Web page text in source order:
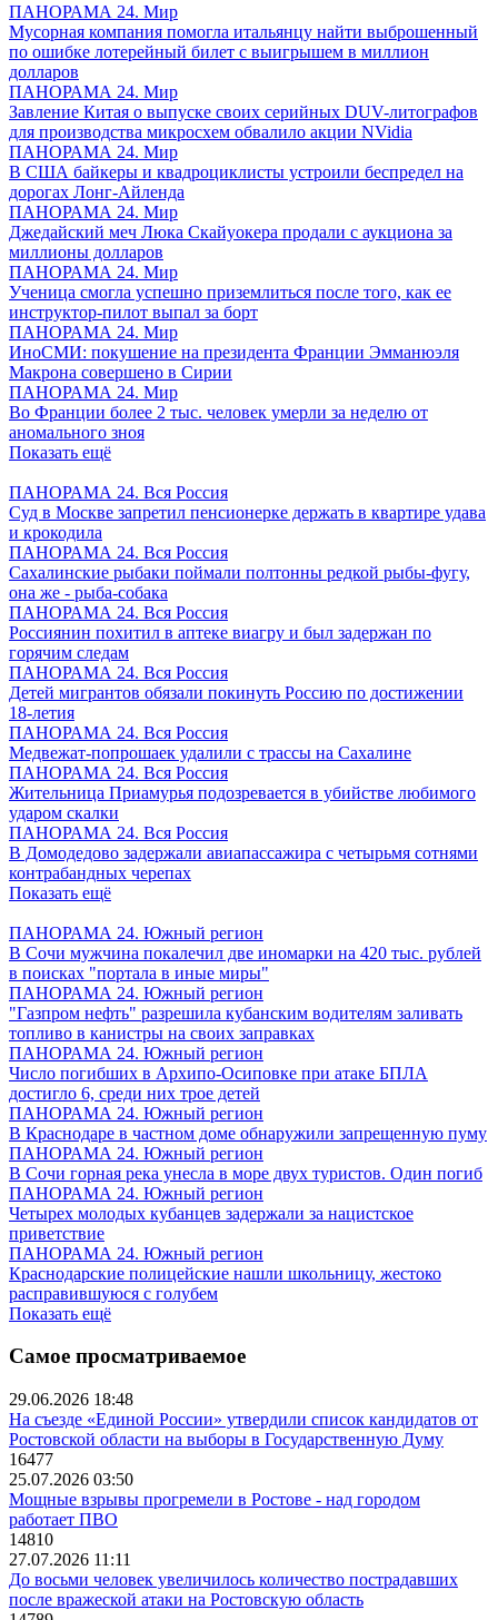
ПАНОРАМА 24. Мир
Мусорная компания помогла итальянцу найти выброшенный
по ошибке лотерейный билет с выигрышем в миллион
долларов
ПАНОРАМА 24. Мир
Завление Китая о выпуске своих серийных DUV-литографов
для производства микросхем обвалило акции NVidia
ПАНОРАМА 24. Мир
В США байкеры и квадроциклисты устроили беспредел на
дорогах Лонг-Айленда
ПАНОРАМА 24. Мир
Джедайский меч Люка Скайуокера продали с аукциона за
миллионы долларов
ПАНОРАМА 24. Мир
Ученица смогла успешно приземлиться после того, как ее
инструктор-пилот выпал за борт
ПАНОРАМА 24. Мир
ИноСМИ: покушение на президента Франции Эмманюэля
Макрона совершено в Сирии
ПАНОРАМА 24. Мир
Во Франции более 2 тыс. человек умерли за неделю от
аномального зноя
Показать ещё
ПАНОРАМА 24. Вся Россия
Суд в Москве запретил пенсионерке держать в квартире удава
и крокодила
ПАНОРАМА 24. Вся Россия
Сахалинские рыбаки поймали полтонны редкой рыбы-фугу,
она же - рыба-собака
ПАНОРАМА 24. Вся Россия
Россиянин похитил в аптеке виагру и был задержан по
горячим следам
ПАНОРАМА 24. Вся Россия
Детей мигрантов обязали покинуть Россию по достижении
18-летия
ПАНОРАМА 24. Вся Россия
Медвежат-попрошаек удалили с трассы на Сахалине
ПАНОРАМА 24. Вся Россия
Жительница Приамурья подозревается в убийстве любимого
ударом скалки
ПАНОРАМА 24. Вся Россия
В Домодедово задержали авиапассажира с четырьмя сотнями
контрабандных черепах
Показать ещё
ПАНОРАМА 24. Южный регион
В Сочи мужчина покалечил две иномарки на 420 тыс. рублей
в поисках "портала в иные миры"
ПАНОРАМА 24. Южный регион
"Газпром нефть" разрешила кубанским водителям заливать
топливо в канистры на своих заправках
ПАНОРАМА 24. Южный регион
Число погибших в Архипо-Осиповке при атаке БПЛА
достигло 6, среди них трое детей
ПАНОРАМА 24. Южный регион
В Краснодаре в частном доме обнаружили запрещенную пуму
ПАНОРАМА 24. Южный регион
В Сочи горная река унесла в море двух туристов. Один погиб
ПАНОРАМА 24. Южный регион
Четырех молодых кубанцев задержали за нацистское
приветствие
ПАНОРАМА 24. Южный регион
Краснодарские полицейские нашли школьницу, жестоко
расправившуюся с голубем
Показать ещё
Самое просматриваемое
29.06.2026 18:48
На съезде «Единой России» утвердили список кандидатов от
Ростовской области на выборы в Государственную Думу
16477
25.07.2026 03:50
Мощные взрывы прогремели в Ростове - над городом
работает ПВО
14810
27.07.2026 11:11
До восьми человек увеличилось количество пострадавших
после вражеской атаки на Ростовскую область